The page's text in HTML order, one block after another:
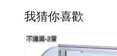
我猜你喜歡